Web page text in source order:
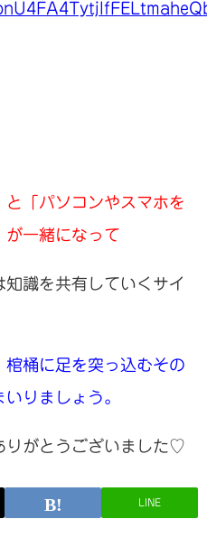
と「パソコンやスマホを
が一緒になって
識を共有していくサイ
桶に足を突っ込むその
りましょう。
りがとうございました♡
LINE